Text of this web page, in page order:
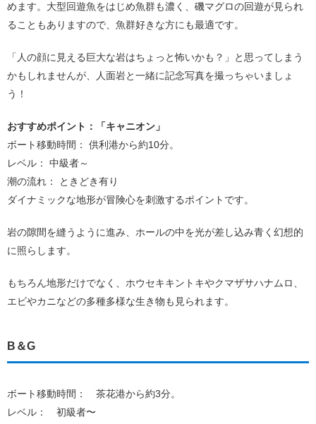
めます。大型回遊魚をはじめ魚群も濃く、磯マグロの回遊が見られ
ることもありますので、魚群好きな方にも最適です。
「人の顔に見える巨大な岩はちょっと怖いかも？」と思ってしまう
かもしれませんが、人面岩と一緒に記念写真を撮っちゃいましょ
う！
おすすめポイント：「キャニオン」
ボート移動時間： 供利港から約10分。
レベル： 中級者～
潮の流れ： ときどき有り
ダイナミックな地形が冒険心を刺激するポイントです。
岩の隙間を縫うように進み、ホールの中を光が差し込み青く幻想的
に照らします。
もちろん地形だけでなく、ホウセキキントキやクマザサハナムロ、
エビやカニなどの多種多様な生き物も見られます。
B＆G
ボート移動時間： 茶花港から約3分。
レベル： 初級者〜